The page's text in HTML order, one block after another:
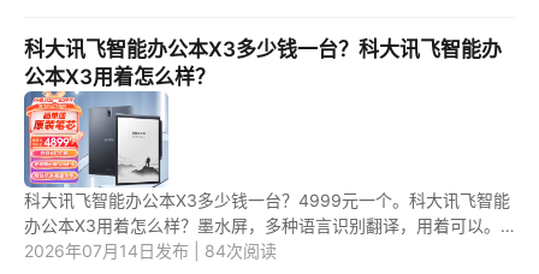
科大讯飞智能办公本X3多少钱一台？科大讯飞智能办
公本X3用着怎么样？
科大讯飞智能办公本X3多少钱一台？4999元一个。科大讯飞智能
办公本X3用着怎么样？墨水屏，多种语言识别翻译，用着可以。
1.科大讯飞智能办公本X3多少钱一台？ 科大讯飞智能办公本X3，
2026年07月14日发布 | 84次阅读